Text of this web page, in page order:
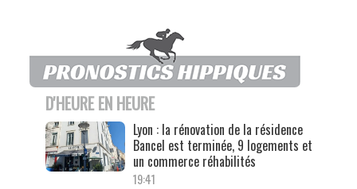
D'HEURE EN HEURE
Lyon : la rénovation de la résidence
Bancel est terminée, 9 logements et
un commerce réhabilités
19:41